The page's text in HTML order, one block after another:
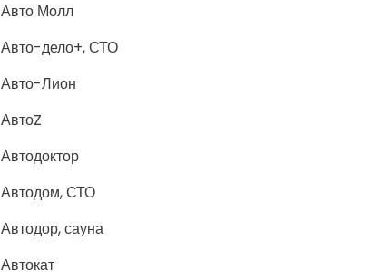
Авто Молл
Авто-дело+, СТО
Авто-Лион
АвтоZ
Автодоктор
Автодом, СТО
Автодор, сауна
Автокат